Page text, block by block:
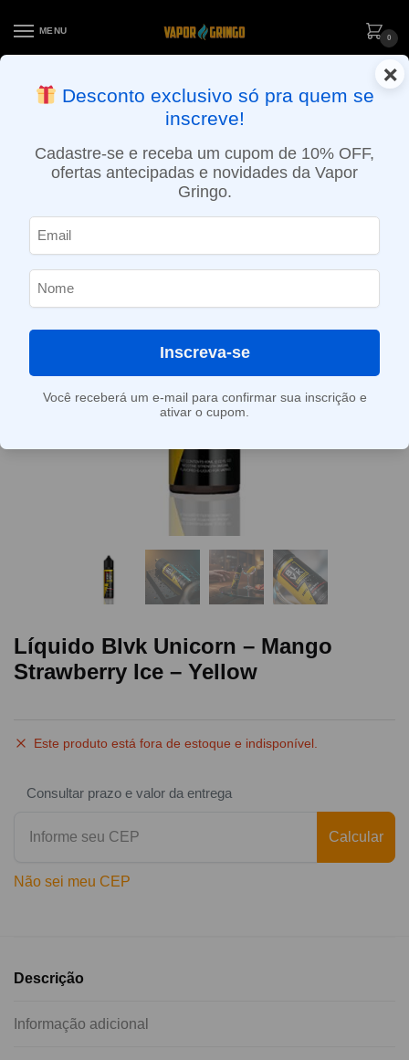
MENU
0
ENTREGA NO MESMO DIA EM SÃO PAULO (SEG A SEX): PEDIDOS
APROVADOS ATÉ 15:30 VIA MOTOBOY
Líquido Blvk Unicorn – Mango
Strawberry Ice – Yellow
Este produto está fora de estoque e indisponível.
Consultar prazo e valor da entrega
Calcular
Não sei meu CEP
Descrição
Informação adicional
×
Desconto exclusivo só pra quem se
inscreve!
Cadastre-se e receba um cupom de 10% OFF,
ofertas antecipadas e novidades da Vapor
Gringo.
Inscreva-se
Você receberá um e-mail para confirmar sua inscrição e
ativar o cupom.